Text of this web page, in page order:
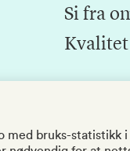
Si fra
med bruks-statistikk i